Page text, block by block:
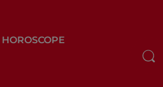
HOROSCOPE